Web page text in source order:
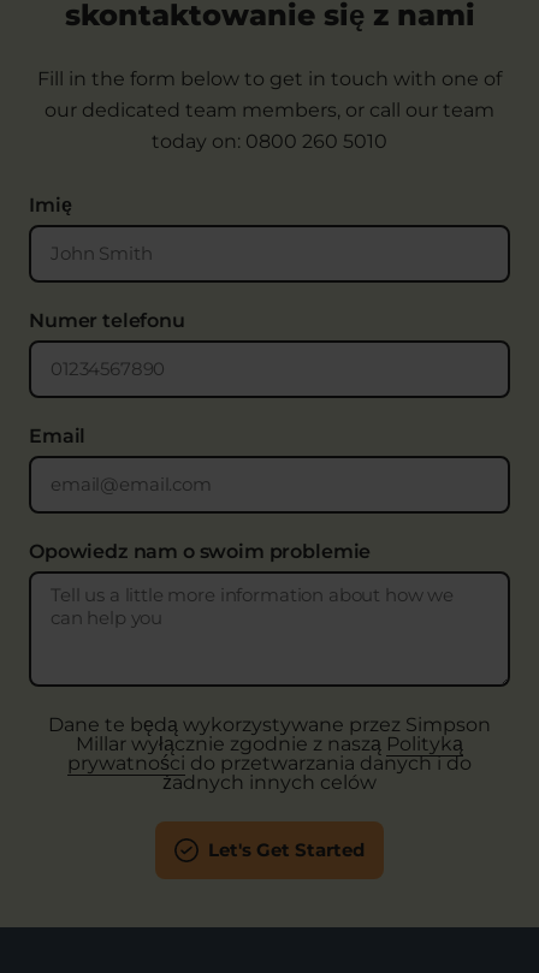
Ponadto, dokonamy wyliczeń obecnych oraz
przyszłych zarobków, utraconych na skutek
wypadku. Uwzględnimy je w Twoim roszczeniu
wraz z innymi poniesionymi przez Ciebie stratami
finansowymi, takimi jak opłaty za taksówki, opłaty
osobistego, np. telefonu komórkowego czy
odzieży.
skontaktowanie się z nami
Fill in the form below to get in touch with one of
our dedicated team members, or call our team
today on: 0800 260 5010
Imię
Numer telefonu
Email
Opowiedz nam o swoim problemie
Dane te będą wykorzystywane przez Simpson
Millar wyłącznie zgodnie z naszą Polityką
prywatności do przetwarzania danych i do
żadnych innych celów
Let's Get Started